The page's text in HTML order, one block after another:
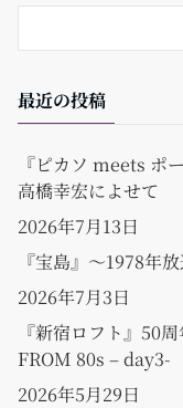
最近の投稿
『ピカソ meets ポ
高橋幸宏によせて
2026年7月13日
『宝島』〜1978年
2026年7月3日
『新宿ロフト』50
FROM 80s – day3-
2026年5月29日